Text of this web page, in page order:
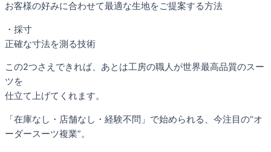
お客様の好みに合わせて最適な生地をご提案する方法
・採寸
正確な寸法を測る技術
この2つさえできれば、あとは工房の職人が世界最高品質のスー
ツを
仕立て上げてくれます。
「在庫なし・店舗なし・経験不問 」で始められる、今注目の“オ
ーダースーツ複業”。